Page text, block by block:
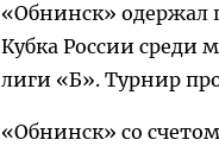
«Обнинск» одержал
Кубка России
лиги «Б». Турнир
«Обнинск» со